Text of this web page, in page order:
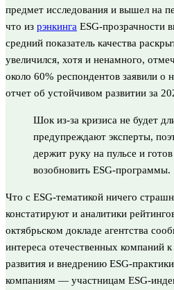
предмет исследования и вышел на
что из рэнкинга ESG-прозрачности
средний показатель качества
увеличился, хотя и ненамного,
около 60% респондентов заявили о
отчет об устойчивом развитии за
Шок из-за кризиса не будет
предупреждают эксперты,
держит руку на пульсе и
возобновить ESG-программы.
Что с ESG-тематикой ничего
констатируют и аналитики
октябрьском докладе агентства
интереса отечественных компаний
развития и внедрению ESG-
компаниям — участницам ESG-